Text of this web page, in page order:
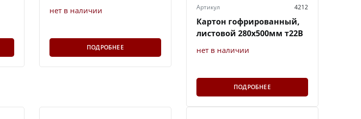
нет в наличии
ПОДРОБНЕЕ
Артикул 4212
Картон гофрированный,
листовой 280х500мм т22В
нет в наличии
ПОДРОБНЕЕ